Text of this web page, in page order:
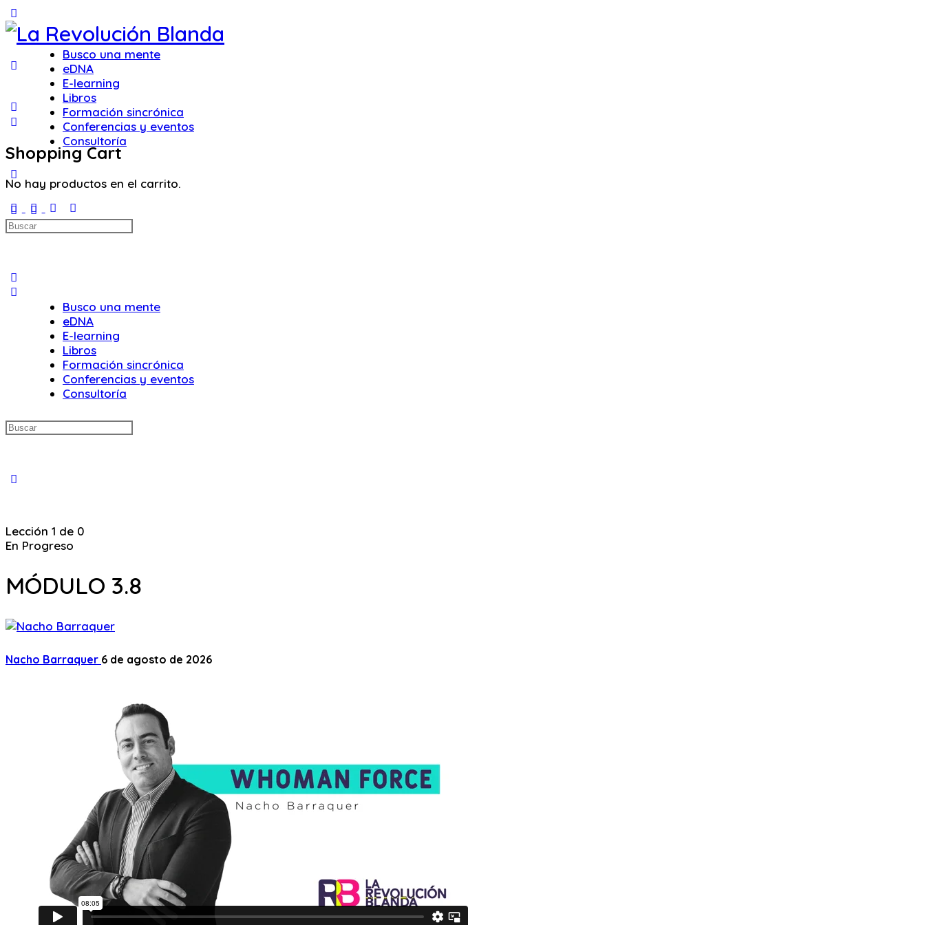
Panel
Busco una mente
eDNA
E-learning
Libros
Formación sincrónica
Conferencias y eventos
Consultoría
options
Iniciar sesión
Shopping Cart
No hay productos en el carrito.
Buscar:
Busco una mente
eDNA
E-learning
Libros
Formación sincrónica
Conferencias y eventos
Consultoría
Buscar:
Lección 1 de 0
En Progreso
MÓDULO 3.8
Nacho Barraquer 6 de agosto de 2026